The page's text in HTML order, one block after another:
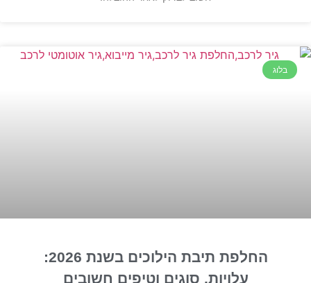
בלוג
החלפת תיבת הילוכים בשנת 2026:
עלויות, סוגים וטיפים חשובים